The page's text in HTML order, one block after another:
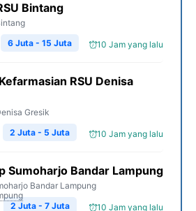
Bintang
10 Jam yang lalu
6 Juta - 15 Juta
RSU Denisa
Gresik
10 Jam yang lalu
2 Juta - 5 Juta
Sumoharjo Bandar Lampung
Bandar Lampung
10 Jam yang lalu
2 Juta - 7 Juta